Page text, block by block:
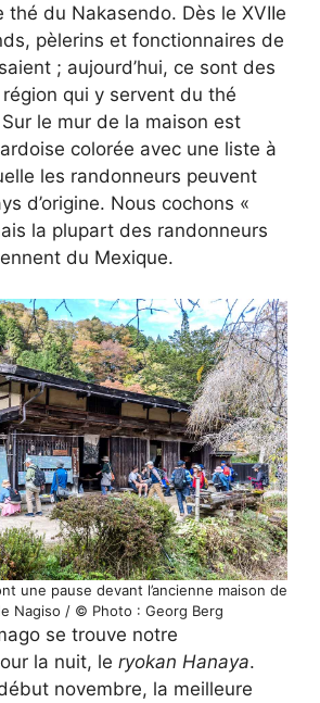
thé du Nakasendo. Dès le XVIIe
pèlerins et fonctionnaires de
; aujourd’hui, ce sont des
qui y servent du thé
le mur de la maison est
colorée avec une liste à
les randonneurs peuvent
d’origine. Nous cochons «
la plupart des randonneurs
du Mexique.
une pause devant l’ancienne maison de
Nagiso / © Photo : Georg Berg
se trouve notre
la nuit, le ryokan Hanaya.
novembre, la meilleure